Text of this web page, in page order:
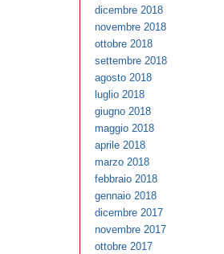
dicembre 2018
novembre 2018
ottobre 2018
settembre 2018
agosto 2018
luglio 2018
giugno 2018
maggio 2018
aprile 2018
marzo 2018
febbraio 2018
gennaio 2018
dicembre 2017
novembre 2017
ottobre 2017